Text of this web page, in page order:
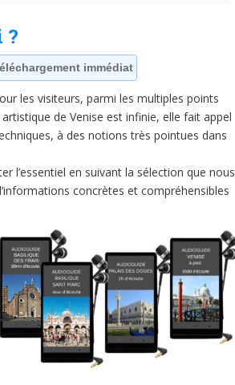
?
immédiat
les visiteurs, parmi les multiples points
de Venise est infinie, elle fait appel
à des notions très pointues dans
l’essentiel en suivant la sélection que nous
concrètes et compréhensibles